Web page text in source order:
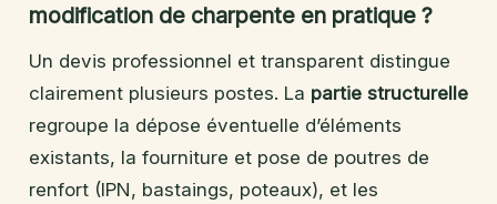
modification de charpente en pratique ?
Un devis professionnel et transparent distingue
clairement plusieurs postes. La partie structurelle
regroupe la dépose éventuelle d’éléments
existants, la fourniture et pose de poutres de
renfort (IPN, bastaings, poteaux), et les